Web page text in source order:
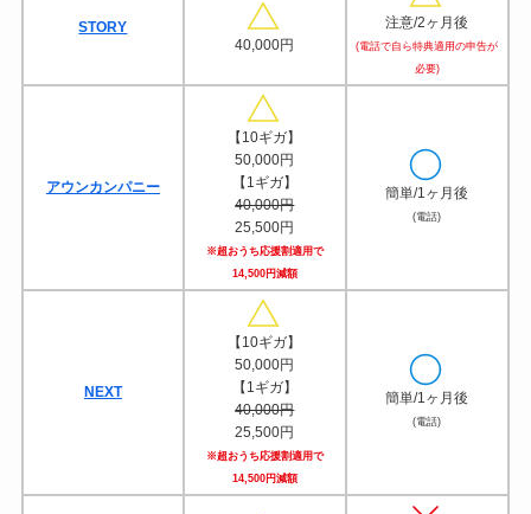
STORY
40,000円
注意/2ヶ月後
(電話で自ら特典適用の申告が
必要)
アウンカンパニー
【10ギガ】
50,000円
【1ギガ】
40,000円
25,500円
※超おうち応援割適用で
14,500円減額
簡単/1ヶ月後
(電話)
NEXT
【10ギガ】
50,000円
【1ギガ】
40,000円
25,500円
※超おうち応援割適用で
14,500円減額
簡単/1ヶ月後
(電話)